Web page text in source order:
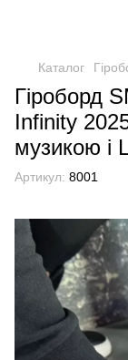
Каталог
Гіроборд
Infinity
музикою і
Артикул: 8001